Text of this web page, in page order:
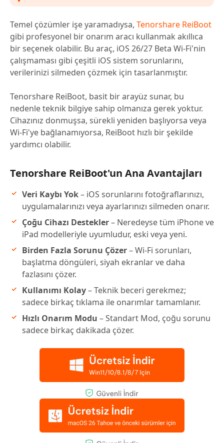
Temel çözümler işe yaramadıysa, Tenorshare ReiBoot
gibi profesyonel bir onarım aracı kullanmak akıllıca
bir seçenek olabilir. Bu araç, iOS 26/27 Beta Wi-Fi'nin
çalışmaması gibi çeşitli iOS sistem sorunlarını,
verilerinizi silmeden çözmek için tasarlanmıştır.
Tenorshare ReiBoot, basit bir arayüz sunar, bu
nedenle teknik bilgiye sahip olmanıza gerek yoktur.
Cihazınız donmuşsa, sürekli yeniden başlıyorsa veya
Wi-Fi'ye bağlanamıyorsa, ReiBoot hızlı bir şekilde
yardımcı olabilir.
Tenorshare ReiBoot'un Ana Avantajları
Veri Kaybı Yok– iOS sorunlarını fotoğraflarınızı,
uygulamalarınızı veya ayarlarınızı silmeden onarır.
Çoğu Cihazı Destekler– Neredeyse tüm iPhone ve
iPad modelleriyle uyumludur, eski veya yeni.
Birden Fazla Sorunu Çözer– Wi-Fi sorunları,
başlatma döngüleri, siyah ekranlar ve daha
fazlasını çözer.
Kullanımı Kolay– Teknik beceri gerekmez;
sadece birkaç tıklama ile onarımlar tamamlanır.
Hızlı Onarım Modu – Standart Mod, çoğu sorunu
sadece birkaç dakikada çözer.